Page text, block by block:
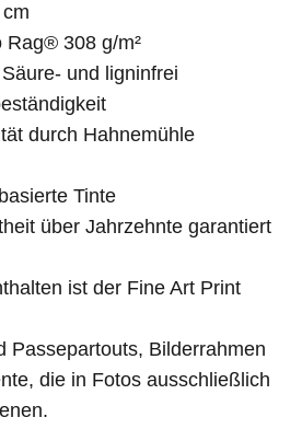
Rag® 308 g/m²
und ligninfrei
durch Hahnemühle
Tinte
über Jahrzehnte garantiert
ist der Fine Art Print
Passepartouts, Bilderrahmen
die in Fotos ausschließlich